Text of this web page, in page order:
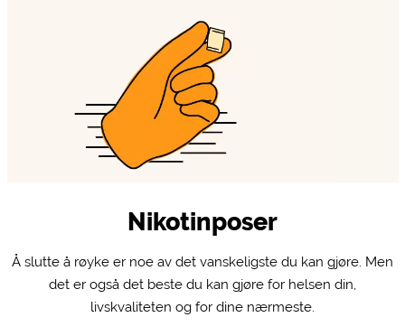
Nikotinposer
Å slutte å røyke er noe av det vanskeligste du kan gjøre. Men
det er også det beste du kan gjøre for helsen din,
livskvaliteten og for dine nærmeste.